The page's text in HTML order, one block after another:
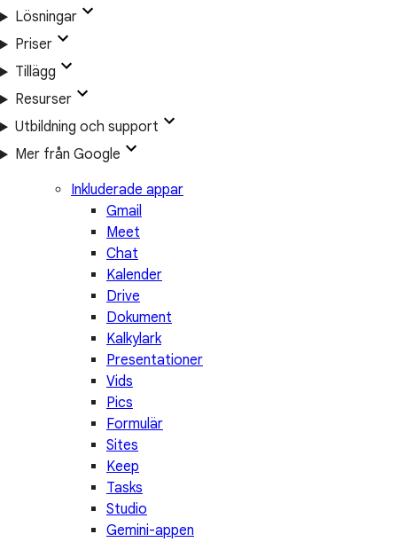
Lösningar
Priser
Tillägg
Resurser
Utbildning och support
Mer från Google
Inkluderade appar
Gmail
Meet
Chat
Kalender
Drive
Dokument
Kalkylark
Presentationer
Vids
Pics
Formulär
Sites
Keep
Tasks
Studio
Gemini-appen